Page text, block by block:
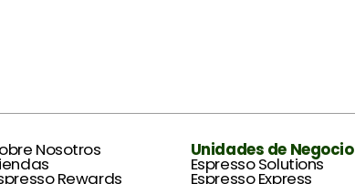
Nosotros
Rewards
Unidades de Negocio
Espresso Solutions
Espresso Express